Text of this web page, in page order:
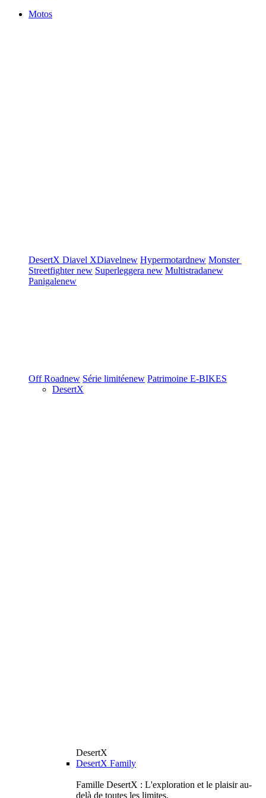
Motos
DesertX Diavel XDiavelnew Hypermotardnew Monster
Streetfighternew Superleggera new Multistradanew
Panigalenew
Off Roadnew Série limitéenew Patrimoine E-BIKES
DesertX
DesertX
DesertX Family
Famille DesertX : L'exploration et le plaisir au-
delà de toutes les limites.